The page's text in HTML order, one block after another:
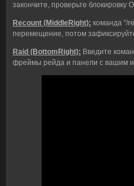
закончите, проверьте блокировку
Recount (MiddleRight): команда "/
перемещение, потом
Raid (BottomRight): Введите
фреймы рейда и панели с вашим